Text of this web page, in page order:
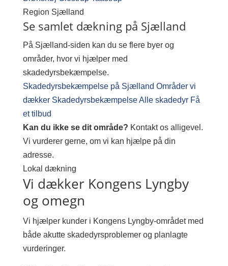
Region Sjælland
Se samlet dækning på Sjælland
På Sjælland-siden kan du se flere byer og
områder, hvor vi hjælper med
skadedyrsbekæmpelse.
Skadedyrsbekæmpelse på Sjælland Områder vi
dækker SkadedyrsbekæmpelseAlle skadedyr Få
et tilbud
Kan du ikke se dit område? Kontakt os alligevel.
Vi vurderer gerne, om vi kan hjælpe på din
adresse.
Lokal dækning
Vi dækker Kongens Lyngby
og omegn
Vi hjælper kunder i Kongens Lyngby-området med
både akutte skadedyrsproblemer og planlagte
vurderinger.